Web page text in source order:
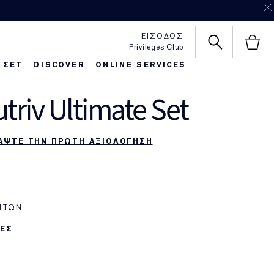
Privileges Club
ΕΙΣΟΔΟΣ
DISCOVER ONLINE SERVICES
Foundaton Finder Pure Color Love
Repair
BelleUltimate Set
ΤΗΝ ΠΡΩΤΗ ΑΞΙΟΛΟΓΗΣΗ